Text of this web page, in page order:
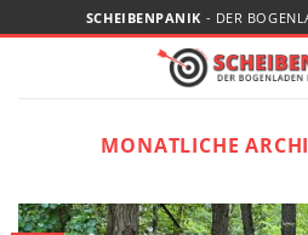
Inhalt
SCHEIBENPANIK - DER
MONATLICHE